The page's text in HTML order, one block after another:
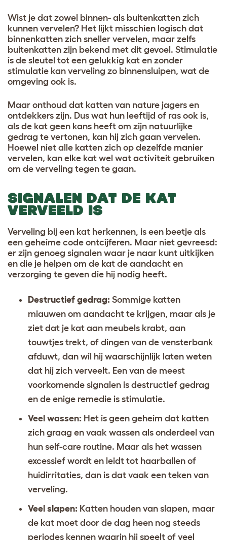
Wist je dat zowel binnen- als buitenkatten zich
kunnen vervelen? Het lijkt misschien logisch dat
binnenkatten zich sneller vervelen, maar zelfs
buitenkatten zijn bekend met dit gevoel. Stimulatie
is de sleutel tot een gelukkig kat en zonder
stimulatie kan verveling zo binnensluipen, wat de
omgeving ook is.
Maar onthoud dat katten van nature jagers en
ontdekkers zijn. Dus wat hun leeftijd of ras ook is,
als de kat geen kans heeft om zijn natuurlijke
gedrag te vertonen, kan hij zich gaan vervelen.
Hoewel niet alle katten zich op dezelfde manier
vervelen, kan elke kat wel wat activiteit gebruiken
om de verveling tegen te gaan.
SIGNALEN DAT DE KAT
VERVEELD IS
Verveling bij een kat herkennen, is een beetje als
een geheime code ontcijferen. Maar niet gevreesd:
er zijn genoeg signalen waar je naar kunt uitkijken
en die je helpen om de kat de aandacht en
verzorging te geven die hij nodig heeft.
Destructief gedrag: Sommige katten
miauwen om aandacht te krijgen, maar als je
ziet dat je kat aan meubels krabt, aan
touwtjes trekt, of dingen van de vensterbank
afduwt, dan wil hij waarschijnlijk laten weten
dat hij zich verveelt. Een van de meest
voorkomende signalen is destructief gedrag
en de enige remedie is stimulatie.
Veel wassen: Het is geen geheim dat katten
zich graag en vaak wassen als onderdeel van
hun self-care routine. Maar als het wassen
excessief wordt en leidt tot haarballen of
huidirritaties, dan is dat vaak een teken van
verveling.
Veel slapen: Katten houden van slapen, maar
de kat moet door de dag heen nog steeds
periodes kennen waarin hij speelt of veel